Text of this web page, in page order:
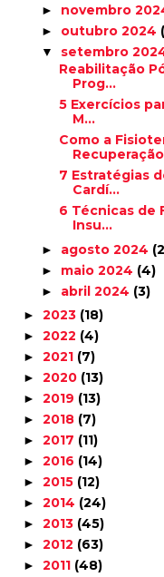
► novembro
► outubro 2024
▼ setembro
Reabilitação
Prog...
5 Exercícios
M...
Como a
7 Estratégias
Cardí...
6 Técnicas de
Insu...
► agosto 2024
► maio 2024 (4)
► abril 2024 (3)
► 2023 (18)
► 2022 (4)
► 2021 (7)
► 2020 (13)
► 2019 (13)
► 2018 (7)
► 2017 (11)
► 2016 (14)
► 2015 (12)
► 2014 (24)
► 2013 (45)
► 2012 (63)
► 2011 (48)